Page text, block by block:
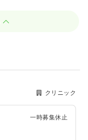
クリニック
一時募集休止